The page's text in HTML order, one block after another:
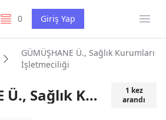
0
listelerim Giriş Yap
GÜMÜŞHANE Ü., Sağlık Kurumları
İşletmeciliği
GÜMÜŞHANE Ü., Sağlık Kurumları İşletmeciliği 1 kez
arandı